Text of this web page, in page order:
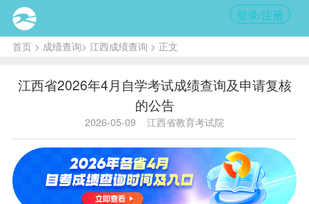
登录/注册
首页> 成绩查询> 江西成绩查询 > 正文
江西省2026年4月自学考试成绩查询及申请复核
的公告
2026-05-09 江西省教育考试院